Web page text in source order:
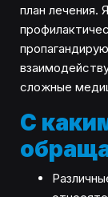
план лечения.
сложные
С